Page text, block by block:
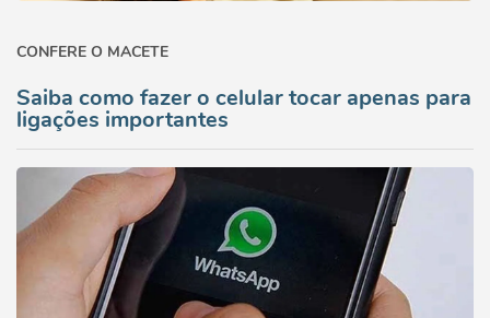
CONFERE O MACETE
Saiba como fazer o celular tocar apenas para
ligações importantes